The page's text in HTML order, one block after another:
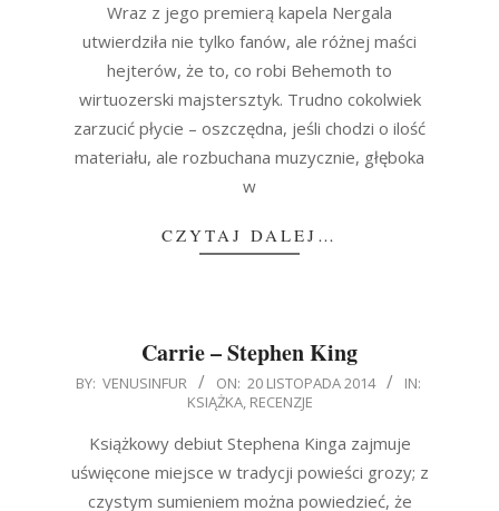
Wraz z jego premierą kapela Nergala
utwierdziła nie tylko fanów, ale różnej maści
hejterów, że to, co robi Behemoth to
wirtuozerski majstersztyk. Trudno cokolwiek
zarzucić płycie – oszczędna, jeśli chodzi o ilość
materiału, ale rozbuchana muzycznie, głęboka
w
CZYTAJ DALEJ…
Carrie – Stephen King
2014-
BY: VENUSINFUR ON: 20 LISTOPADA 2014
IN:
KSIĄŻKA, RECENZJE
Książkowy debiut Stephena Kinga zajmuje
uświęcone miejsce w tradycji powieści grozy; z
czystym sumieniem można powiedzieć, że